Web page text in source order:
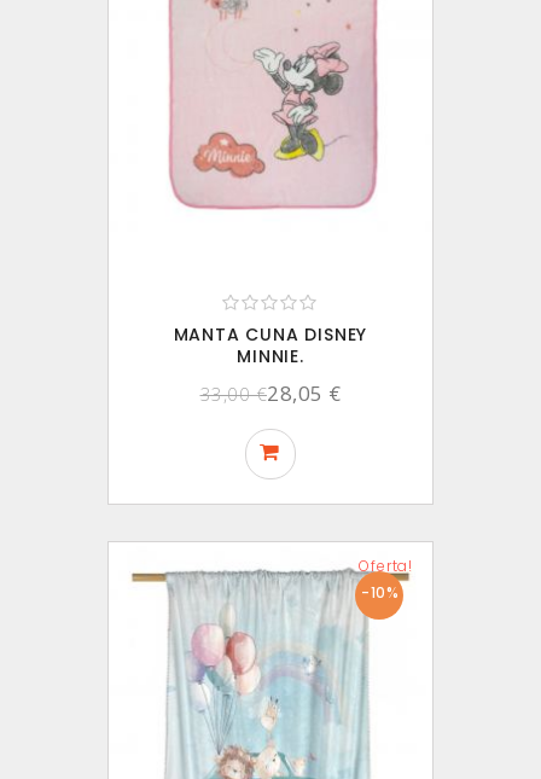
MANTA CUNA DISNEY
MINNIE.
33,00 €28,05 €
-10%
Oferta!